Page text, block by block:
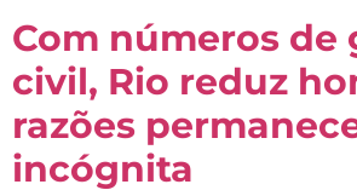
Com números de
civil, Rio reduz
razões
incógnita